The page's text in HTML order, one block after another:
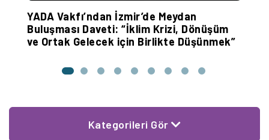
YADA Vakfı’ndan İzmir’de Meydan
Buluşması Daveti: “İklim Krizi, Dönüşüm
ve Ortak Gelecek için Birlikte Düşünmek”
Kategorileri Gör